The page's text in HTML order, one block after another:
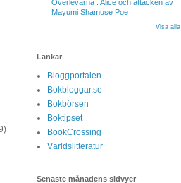
Överlevarna : Alice och attacken av
Mayumi Shamuse Poe
Visa alla
Länkar
Bloggportalen
Bokbloggar.se
Bokbörsen
Boktipset
BookCrossing
Världslitteratur
Senaste månadens sidvyer